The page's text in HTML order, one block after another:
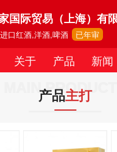
国际贸易（上海）有
口红酒,洋酒,啤酒 已年审
关于 产品 新闻
MAIN产品主打